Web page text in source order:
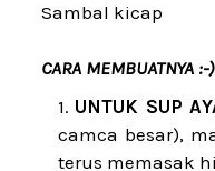
Sambal kicap
CARA MEMBUATNYA :-)
UNTUK SUP
camca besar),
terus memasak